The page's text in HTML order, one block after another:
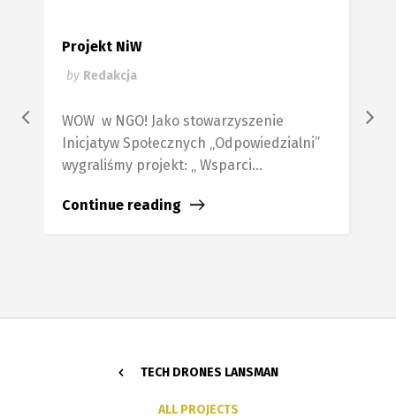
Projekt NiW
by Redakcja
WOW w NGO! Jako stowarzyszenie
Inicjatyw Społecznych „Odpowiedzialni”
wygraliśmy projekt: „ Wsparci...
Continue reading
TECH DRONES LANSMAN
ALL PROJECTS